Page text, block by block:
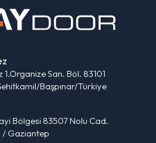
San. Böl. 83101
Başpınar/Türkiye
Bölgesi 83507 Nolu Cad.
/ Gaziantep